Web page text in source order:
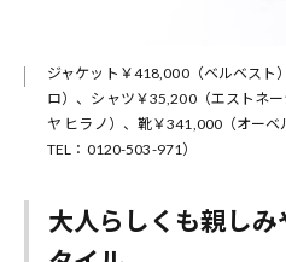
ジャケット￥418,000（ベルベスト
ロ）、シャツ￥35,200（エストネ
ヤ ヒラノ）、靴￥341,000（オー
TEL：0120-503-971）
大人らしくも親し